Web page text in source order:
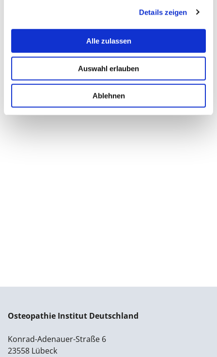
Details zeigen
Alle zulassen
Auswahl erlauben
Ablehnen
Osteopathie Institut Deutschland
Konrad-Adenauer-Straße 6
23558 Lübeck